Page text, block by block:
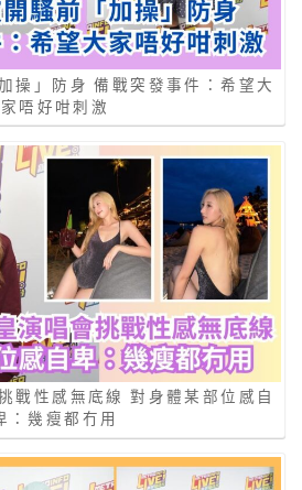
操」防身 備戰突發事件：希望大
家唔好咁刺激
戰性感無底線 對身體某部位感自
：幾瘦都冇用